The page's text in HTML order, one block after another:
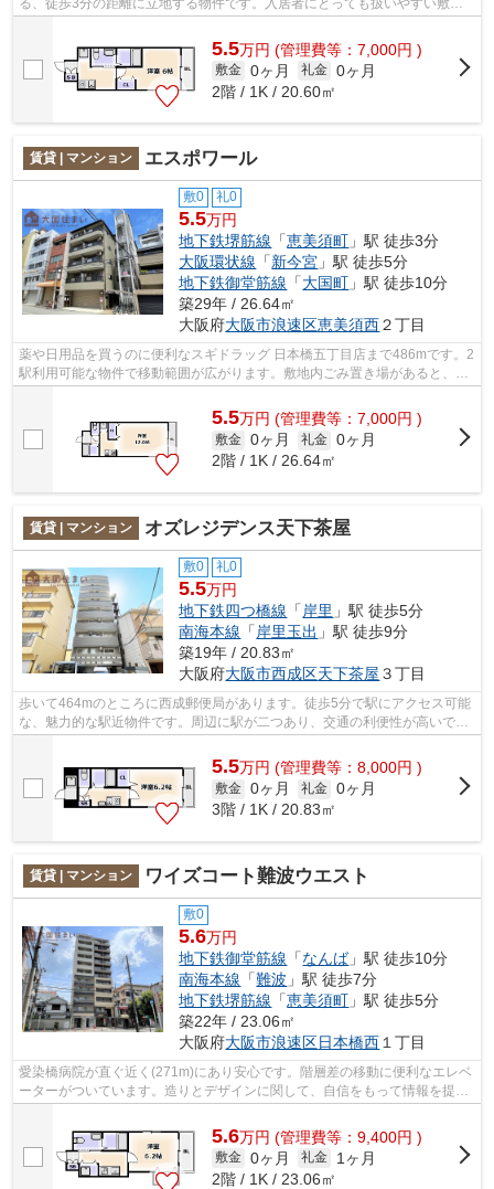
る、徒歩3分の距離に立地する物件です。入居者にとっても扱いやすい敷地
5.5万円 (管理費等：7,000円 )
敷金 0ヶ月 礼金 0ヶ月
2階 / 1K / 20.60㎡
賃貸 | マンション エスポワール
敷0 礼0
5.5万円
地下鉄堺筋線 「恵美須町 」駅 徒歩3分
大阪環状線 「新今宮 」駅 徒歩5分
地下鉄御堂筋線 「大国町 」駅 徒歩10分
築29年 / 26.64㎡
大阪府大阪市浪速区恵美須西２丁目
薬や日用品を買うのに便利なスギドラッグ 日本橋五丁目店まで486mです。2
駅利用可能な物件で移動範囲が広がります。敷地内ごみ置き場があると、ゴ
ミ捨てが楽になります。新着情報：エ...
5.5万円 (管理費等：7,000円 )
敷金 0ヶ月 礼金 0ヶ月
2階 / 1K / 26.64㎡
賃貸 | マンション オズレジデンス天下茶屋
敷0 礼0
5.5万円
地下鉄四つ橋線 「 岸里 」駅 徒歩5分
南海本線 「 岸里玉出 」駅 徒歩9分
築19年 / 20.83㎡
大阪府大阪市西成区天下茶屋 ３丁目
歩いて464mのところに西成郵便局があります。徒歩5分で駅にアクセス可能
な、魅力的な駅近物件です。周辺に駅が二つあり、交通の利便性が高いで
す。共用部にはエレベータ・敷地内ごみ置...
5.5万円 (管理費等：8,000円 )
敷金 0ヶ月 礼金 0ヶ月
3階 / 1K / 20.83㎡
賃貸 | マンション ワイズコート難波ウエスト
敷0
5.6万円
地下鉄御堂筋線 「なんば」駅 徒歩10分
南海本線 「難波 」駅 徒歩7分
地下鉄堺筋線 「恵美須町 」駅 徒歩5分
築22年 / 23.06㎡
大阪府大阪市浪速区日本橋西１丁目
愛染橋病院が直ぐ近く(271m)にあり安心です。階層差の移動に便利なエレベ
ーターがついています。造りとデザインに関して、自信をもって情報を提供
5.6万円 (管理費等：9,400円 )
敷金 0ヶ月 礼金
1ヶ月
2階 / 1K / 23.06㎡